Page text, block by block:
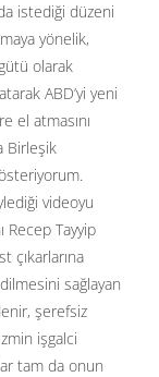
istediği düzeni
yönelik,
olarak
ABD’yi yeni
el atmasını
Birleşik
videoyu
Recep Tayyip
çıkarlarına
sağlayan
şerefsiz
işgalci
tam da onun